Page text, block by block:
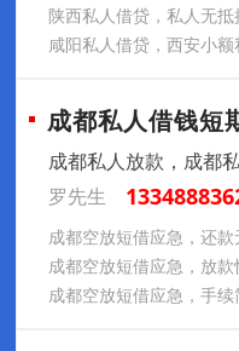
陕西私人借贷，私人无抵
咸阳私人借贷，西安小额
成都私人借钱短
成都私人放款，成都
罗先生
成都空放短借应急，还款
成都空放短借应急，放款
成都空放短借应急，手续